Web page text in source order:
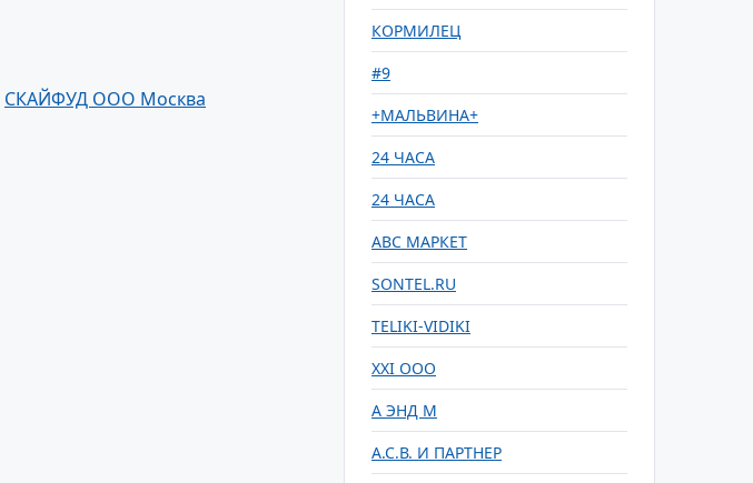
СКАЙФУД ООО Москва
КОРМИЛЕЦ
#9
+МАЛЬВИНА+
24 ЧАСА
24 ЧАСА
ABC МАРКЕТ
SONTEL.RU
TELIKI-VIDIKI
XXI ООО
А ЭНД М
А.С.В. И ПАРТНЕР